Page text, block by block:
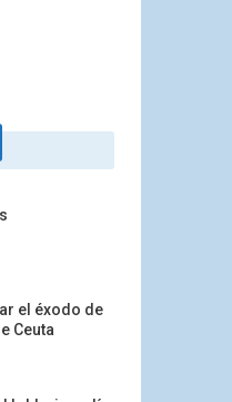
el éxodo de
Ceuta